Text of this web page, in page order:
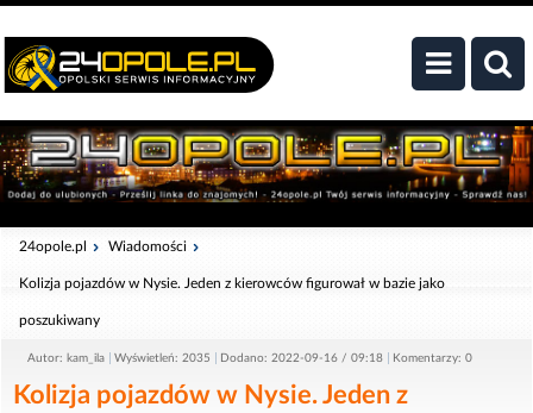
24opole.pl Wiadomości
Kolizja pojazdów w Nysie. Jeden z kierowców figurował w bazie jako
poszukiwany
Autor: kam_ila Wyświetleń: 2035 Dodano: 2022-09-16 / 09:18 Komentarzy: 0
Kolizja pojazdów w Nysie. Jeden z